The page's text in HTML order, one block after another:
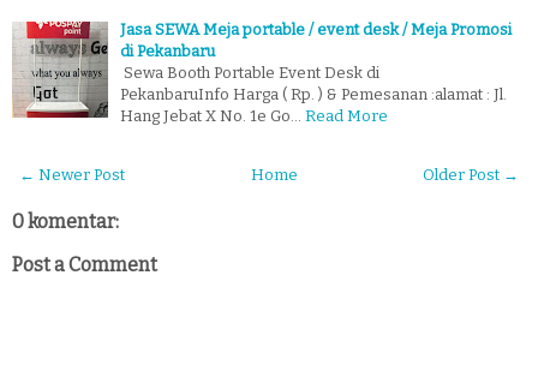
Jasa SEWA Meja portable / event desk / Meja Promosi
di Pekanbaru
Sewa Booth Portable Event Desk di
PekanbaruInfo Harga ( Rp. ) & Pemesanan :alamat : Jl.
Hang Jebat X No. 1e Go…
Read More
← Newer Post Older Post →
Home
0 komentar:
Post a Comment